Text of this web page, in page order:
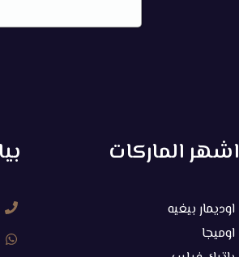
اشهر الماركات
اوديمار بيغيه
اوميجا